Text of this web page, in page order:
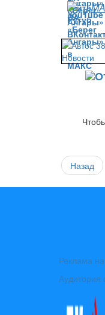
Назад
Реклама
Аудитория